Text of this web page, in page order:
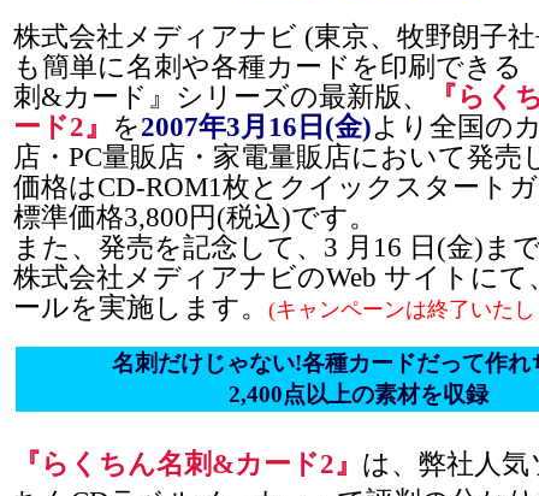
株式会社メディアナビ (東京、牧野朗子
も簡単に名刺や各種カードを印刷できる
刺&カード』シリーズの最新版、
『らく
ード2』 を2007年3月16日(金)より全国の
店・PC量販店・家電量販店において発売
価格はCD-ROM1枚とクイックスタート
標準価格3,800円(税込)です。
また、発売を記念して、3 月16 日(金)ま
株式会社メディアナビのWeb サイトにて
ールを実施します。
(キャンペーンは終了いた
名刺だけじゃない!各種カードだって作れ
2,400点以上の素材を収録
『らくちん名刺&カード2』 は、弊社人